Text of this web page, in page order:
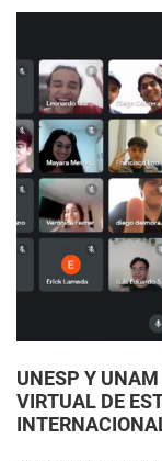
UNESP Y
VIRTUAL DE
07/05/2023
El pasado
Facultad de
Nacional